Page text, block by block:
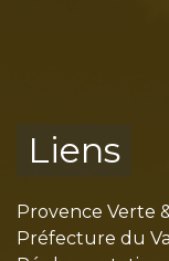
Liens
Provence Verte
Préfecture du